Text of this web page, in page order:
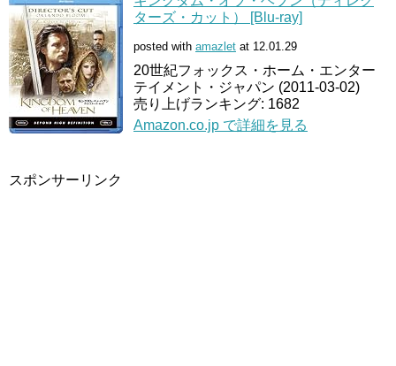
ターズ・カット） [Blu-ray]
posted with amazlet at 12.01.29
20世紀フォックス・ホーム・エンター
テイメント・ジャパン (2011-03-02)
売り上げランキング: 1682
Amazon.co.jp で詳細を見る
スポンサーリンク